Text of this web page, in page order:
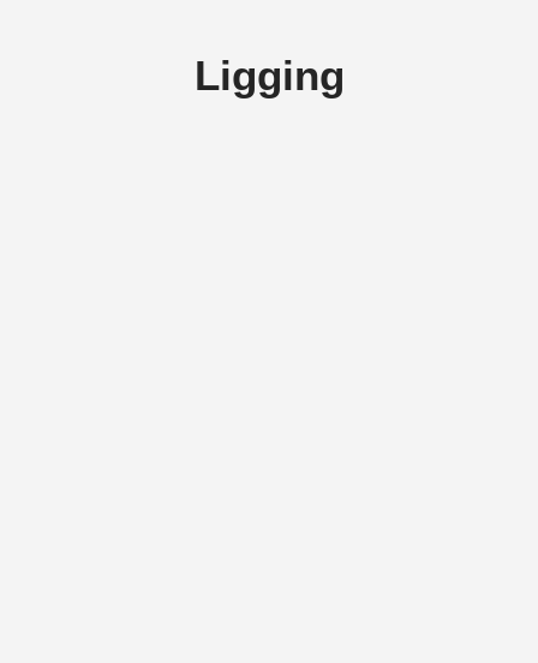
Ligging